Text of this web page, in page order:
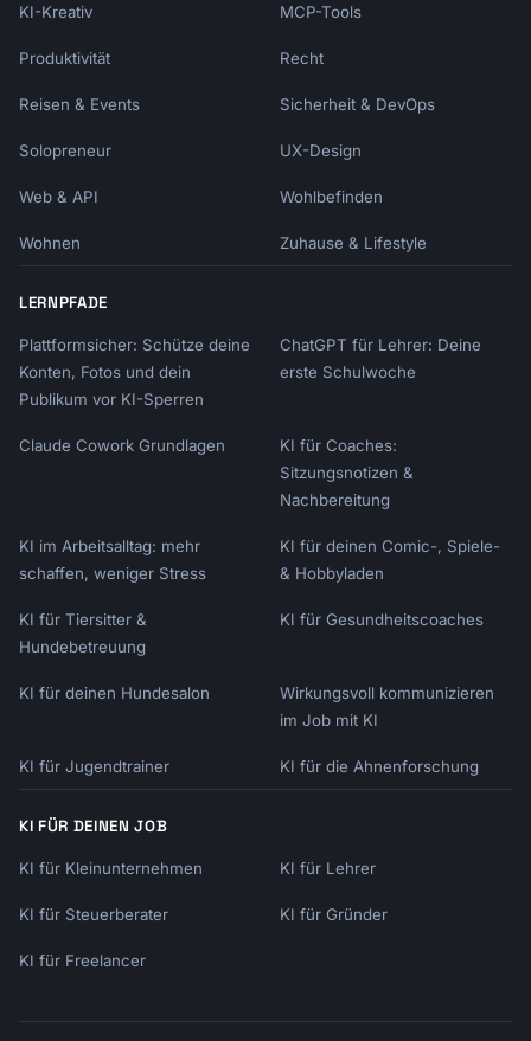
KI-Kreativ MCP-Tools
Produktivität Recht
Reisen & Events Sicherheit & DevOps
Solopreneur UX-Design
Web & API Wohlbefinden
Wohnen Zuhause & Lifestyle
LERNPFADE
Plattformsicher: Schütze deine
Konten, Fotos und dein
Publikum vor KI-Sperren
ChatGPT für Lehrer: Deine
erste Schulwoche
Claude Cowork Grundlagen
KI für Coaches:
Sitzungsnotizen &
Nachbereitung
KI im Arbeitsalltag: mehr
schaffen, weniger Stress
KI für deinen Comic-, Spiele-
& Hobbyladen
KI für Tiersitter &
Hundebetreuung
KI für Gesundheitscoaches
KI für deinen Hundesalon
Wirkungsvoll kommunizieren
im Job mit KI
KI für Jugendtrainer KI für die Ahnenforschung
KI FÜR DEINEN JOB
KI für Kleinunternehmen KI für Lehrer
KI für Steuerberater KI für Gründer
KI für Freelancer